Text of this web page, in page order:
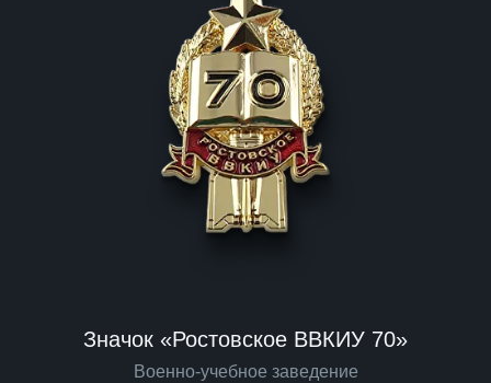
Значок «Ростовское ВВКИУ 70»
Военно-учебное заведение